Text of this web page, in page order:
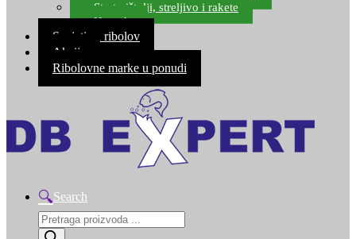
Start pištolji, streljivo i rakete
Kontakt
Savjeti za ribolov
Akcija
Ribolovne marke u ponudi
Search
Products
search